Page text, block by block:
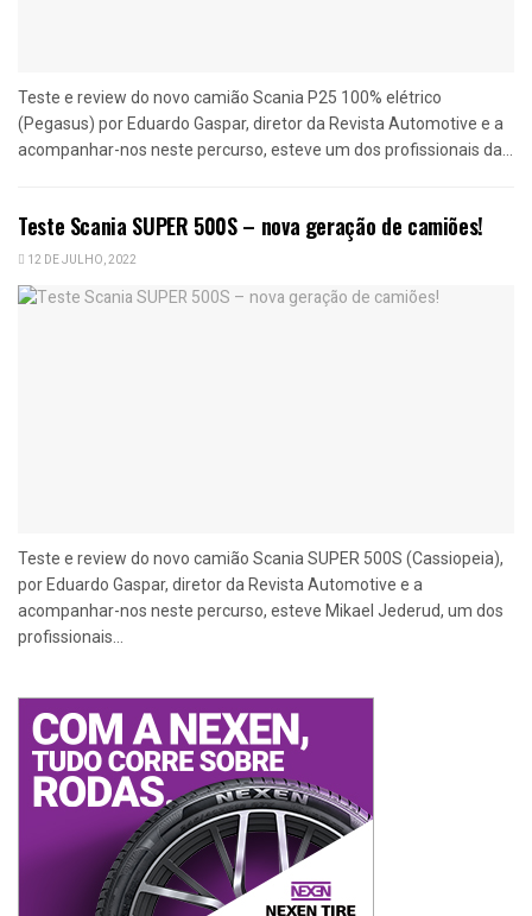
Teste e review do novo camião Scania P25 100% elétrico
(Pegasus) por Eduardo Gaspar, diretor da Revista Automotive e a
acompanhar-nos neste percurso, esteve um dos profissionais da...
Teste Scania SUPER 500S – nova geração de camiões!
12 DE JULHO, 2022
Teste e review do novo camião Scania SUPER 500S (Cassiopeia),
por Eduardo Gaspar, diretor da Revista Automotive e a
acompanhar-nos neste percurso, esteve Mikael Jederud, um dos
profissionais...